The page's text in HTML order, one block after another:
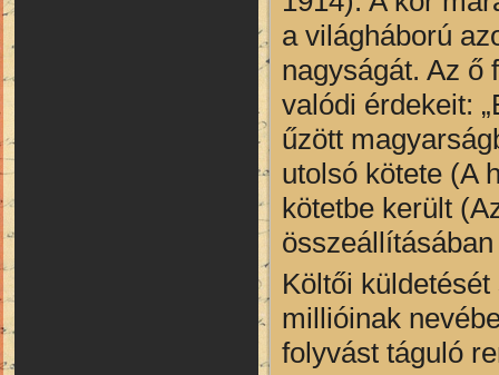
a világháború
nagyságát. Az ő
valódi érdekeit:
űzött
utolsó kötete (A
kötetbe került
Költői
millióinak
folyvást táguló